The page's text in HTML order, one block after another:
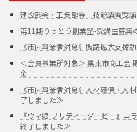
建設部会・工業部会 技能講習受
第11期りっとう創業塾-受講生募集
《市内事業者対象》販路拡大支援
＜会員事業所対象＞ 栗東市商工会
《市内事業者対象》人材確保・
了しました≫
『ウマ娘 プリティーダービー』
終了しました≫